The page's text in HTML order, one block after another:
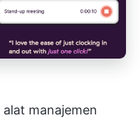
alat manajemen